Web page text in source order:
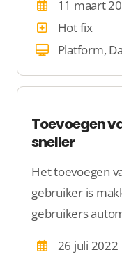
11 maart
Hot fix
Platform,
Toevoegen
sneller
Het toevoegen
gebruiker is
gebruikers
26 juli 2022